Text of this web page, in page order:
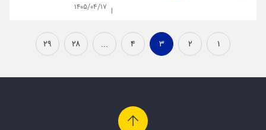
۱۴۰۵/۰۴/۱۷
۱ ۲ ۳ ۴ ... ۲۸ ۲۹